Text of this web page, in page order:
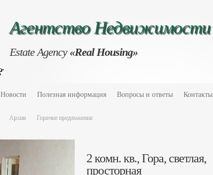
Агентство Недвижимости
Estate Agency «Real Housing»
Новости Полезная информация Вопросы и ответы Контакты
Архив Горячие предложения
2 комн. кв., Гора, светлая,
просторная